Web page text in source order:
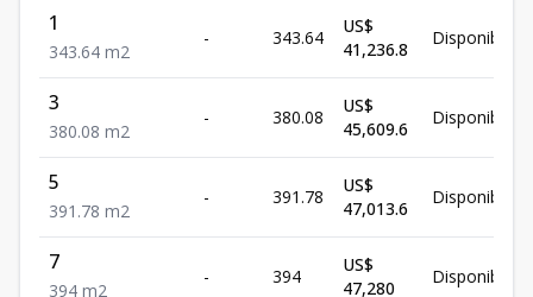
1
343.64 m2
- 343.64
US$
41,236.8
Disponible
3
380.08 m2
- 380.08
US$
45,609.6
Disponible
5
391.78 m2
- 391.78
US$
47,013.6
Disponible
7
394 m2
- 394
US$
47,280
Disponible